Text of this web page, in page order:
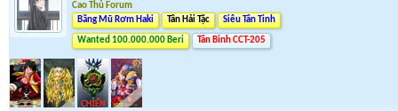
Cao Thủ Forum
Băng Mũ Rơm Haki
Tân Hải Tặc Siêu Tân Tinh
Wanted 100.000.000 Beri Tân Binh CCT-205